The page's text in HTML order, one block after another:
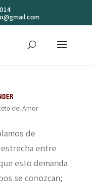
del Amor
de
entre
esto demanda
se conozcan;